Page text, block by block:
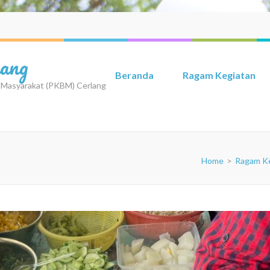
(PKBM) Cerlang
Beranda Ragam Kegiatan
Home > Ragam